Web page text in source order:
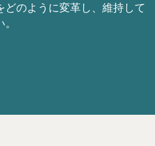
どのように変革し、維持して